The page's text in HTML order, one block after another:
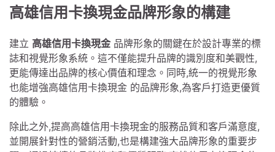
高雄信用卡換現金品牌形象的構建
建立 高雄信用卡換現金 品牌形象的關鍵在於設計專業的標
誌和視覺形象系統。這不僅能提升品牌的識別度和美觀性,
更能傳達出品牌的核心價值和理念。同時,統一的視覺形象
也能增強高雄信用卡換現金 的品牌形象,為客戶打造更優質
的體驗。
除此之外,提高高雄信用卡換現金的服務品質和客戶滿意度,
並開展針對性的營銷活動,也是構建強大品牌形象的重要步